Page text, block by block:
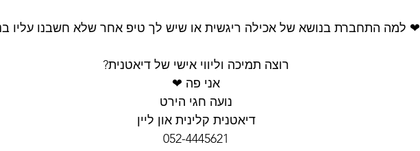
❤ למה התחברת בנושא של אכילה ריגשית או שיש לך טיפ אחר שלא חשבנו עליו
רוצה תמיכה וליווי אישי של דיאטנית?
אני פה ❤
נועה חגי הירט
דיאטנית קלינית און ליין
052-4445621